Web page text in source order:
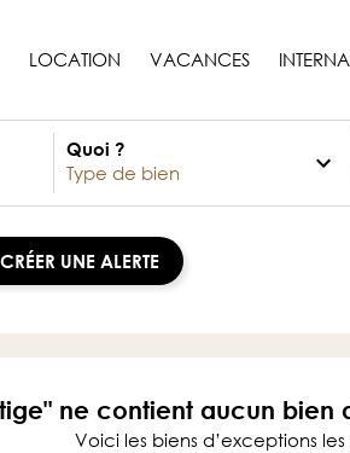
LOCATION VACANCES
Quoi ?
CRÉER UNE ALERTE
ne contient aucun bien
Voici les biens d’exceptions